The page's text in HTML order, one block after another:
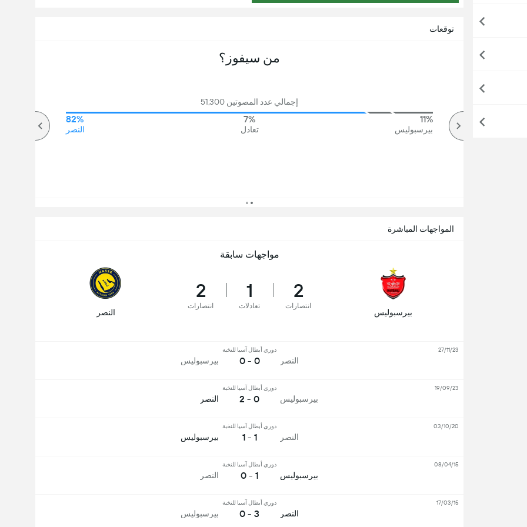
توقعات
من سيفوز؟
إجمالي عدد المصوتين 51,300
11%
بیرسبولیس
7%
تعادل
82%
النصر
المواجهات المباشرة
مواجهات سابقة
بیرسبولیس
2
انتصارات
1
تعادلات
2
انتصارات
النصر
النصر
دوري أبطال آسيا للنخبة
0 - 0 بیرسبولیس
27/11/23
بیرسبولیس
دوري أبطال آسيا للنخبة
0 - 2 النصر
19/09/23
النصر
دوري أبطال آسيا للنخبة
1 - 1 بیرسبولیس
03/10/20
بیرسبولیس
دوري أبطال آسيا للنخبة
1 - 0 النصر
08/04/15
النصر
دوري أبطال آسيا للنخبة
3 - 0 بیرسبولیس
17/03/15